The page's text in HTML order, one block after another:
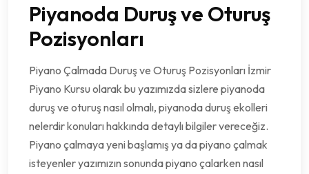
Piyanoda Duruş ve Oturuş
Pozisyonları
Piyano Çalmada Duruş ve Oturuş Pozisyonları İzmir
Piyano Kursu olarak bu yazımızda sizlere piyanoda
duruş ve oturuş nasıl olmalı, piyanoda duruş ekolleri
nelerdir konuları hakkında detaylı bilgiler vereceğiz.
Piyano çalmaya yeni başlamış ya da piyano çalmak
isteyenler yazımızın sonunda piyano çalarken nasıl